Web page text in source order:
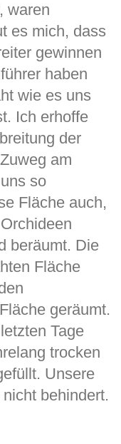
waren
es mich, dass
gewinnen
haben
wie es uns
Ich erhoffe
der
am
so
Fläche auch,
beräumt. Die
Fläche
geräumt.
Tage
trocken
Unsere
behindert.